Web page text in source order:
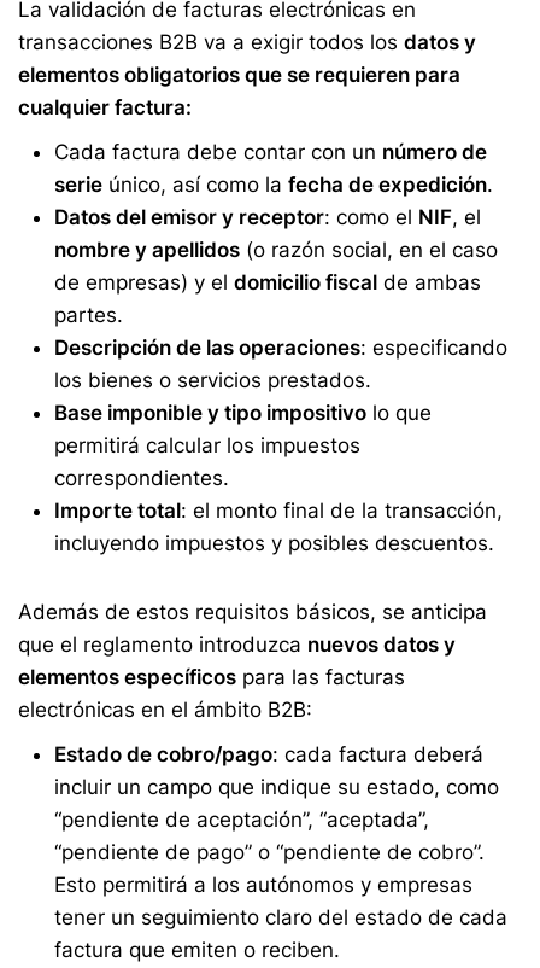
La validación de facturas electrónicas en
transacciones B2B va a exigir todos los datos y
elementos obligatorios que se requieren para
cualquier factura:
Cada factura debe contar con un número de
serie único, así como la fecha de expedición.
Datos del emisor y receptor: como el NIF, el
nombre y apellidos (o razón social, en el caso
de empresas) y el domicilio fiscal de ambas
partes.
Descripción de las operaciones: especificando
los bienes o servicios prestados.
Base imponible y tipo impositivo lo que
permitirá calcular los impuestos
correspondientes.
Importe total: el monto final de la transacción,
incluyendo impuestos y posibles descuentos.
Además de estos requisitos básicos, se anticipa
que el reglamento introduzca nuevos datos y
elementos específicos para las facturas
electrónicas en el ámbito B2B:
Estado de cobro/pago: cada factura deberá
incluir un campo que indique su estado, como
“pendiente de aceptación”, “aceptada”,
“pendiente de pago” o “pendiente de cobro”.
Esto permitirá a los autónomos y empresas
tener un seguimiento claro del estado de cada
factura que emiten o reciben.